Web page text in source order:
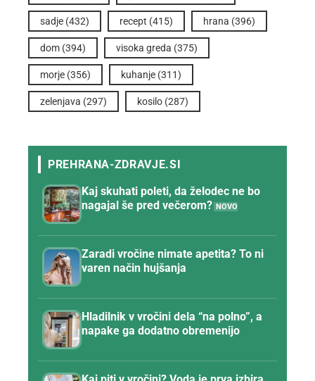
sadje (432) recept (415) hrana (396)
dom (394) visoka greda (375)
morje (356) kuhanje (311)
zelenjava (297) kosilo (287)
Kaj skuhati poleti, da želodec ne bo
nagajal še pred večerom?
Zaradi vročine nimate apetita? To ni
varen način hujšanja
Hladilnik v vročini dela “na polno”, a
napake ga dodatno obremenijo